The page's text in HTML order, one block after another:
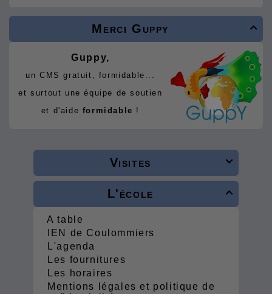

Merci Guppy
Guppy,
un CMS gratuit, formidable...
et surtout une équipe de soutien
et d'aide formidable !

Visites

L'école
A table
IEN de Coulommiers
L'agenda
Les fournitures
Les horaires
Mentions légales et politique de